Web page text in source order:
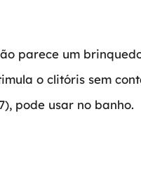
parece um
o clitóris sem
pode usar no banho.